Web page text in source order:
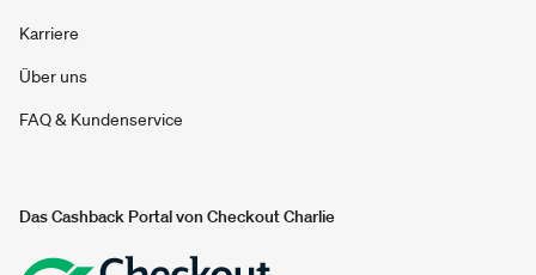
Karriere
Über uns
FAQ & Kundenservice
Das Cashback Portal von Checkout Charlie